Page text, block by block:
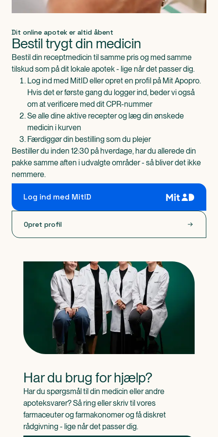
Dit online apotek er altid åbent
Bestil trygt din medicin
Bestil din receptmedicin til samme pris og med samme
tilskud som på dit lokale apotek - lige når det passer dig.
Log ind med MitID eller opret en profil på Mit Apopro.
Hvis det er første gang du logger ind, beder vi også
om at verificere med dit CPR-nummer
Se alle dine aktive recepter og læg din ønskede
medicin i kurven
Færdiggør din bestilling som du plejer
Bestiller du inden 12:30 på hverdage, har du allerede din
pakke samme aften i udvalgte områder - så bliver det ikke
nemmere.
Log ind med MitID
Opret profil
Har du brug for hjælp?
Har du spørgsmål til din medicin eller andre
apoteksvarer? Så ring eller skriv til vores
farmaceuter og farmakonomer og få diskret
rådgivning - lige når det passer dig.